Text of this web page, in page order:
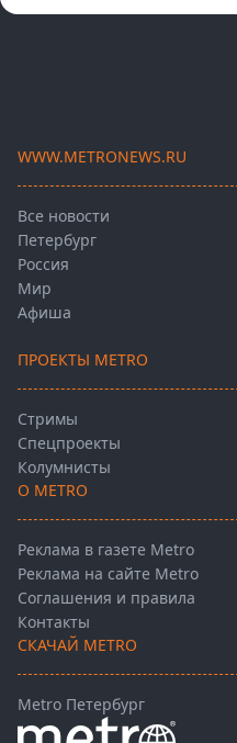
WWW.METRONEWS.RU
Все новости
Петербург
Россия
Мир
Афиша
ПРОЕКТЫ METRO
Стримы
Спецпроекты
Колумнисты
О METRO
Реклама в газете Metro
Реклама на сайте Metro
Соглашения и правила
Контакты
СКАЧАЙ METRO
Metro Петербург